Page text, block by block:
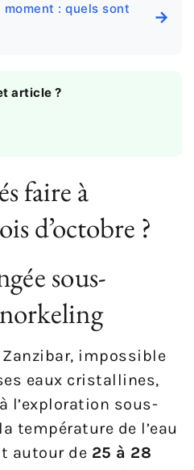
: quels sont
→
article ?
faire à
d’octobre ?
sous-
Zanzibar, impossible
eaux cristallines,
l’exploration sous-
température de l’eau
autour de 25 à 28